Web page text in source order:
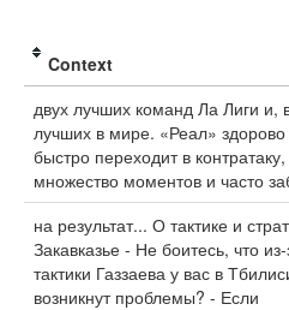
Context
двух лучших команд Ла Лиги и,
лучших в мире. «Реал» здорово
быстро переходит в
множество моментов и часто
на результат... О тактике и
Закавказье - Не боитесь, что
тактики Газзаева у вас в
возникнут проблемы? - Если